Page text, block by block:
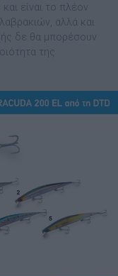
είναι το πλέον
αλλά και
δε θα μπορέσουν
της